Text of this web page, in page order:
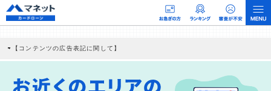
【コンテンツの広告表記に関して】
社に対して企業から紹介報酬が支払われるという収益モデルです。 ただし、特定の
商品を根拠なくPRするものではなく、当編集部の調査／ユーザーへの口コミ収集な